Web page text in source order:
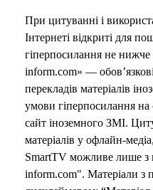
При цитуванні і
Інтернеті відкриті для
гіперпосилання не
inform.com» —
перекладів матеріалів
умови гіперпосилання
сайт іноземного ЗМІ.
матеріалів у офлайн-
SmartTV можливе лише з
inform.com". Матеріали з